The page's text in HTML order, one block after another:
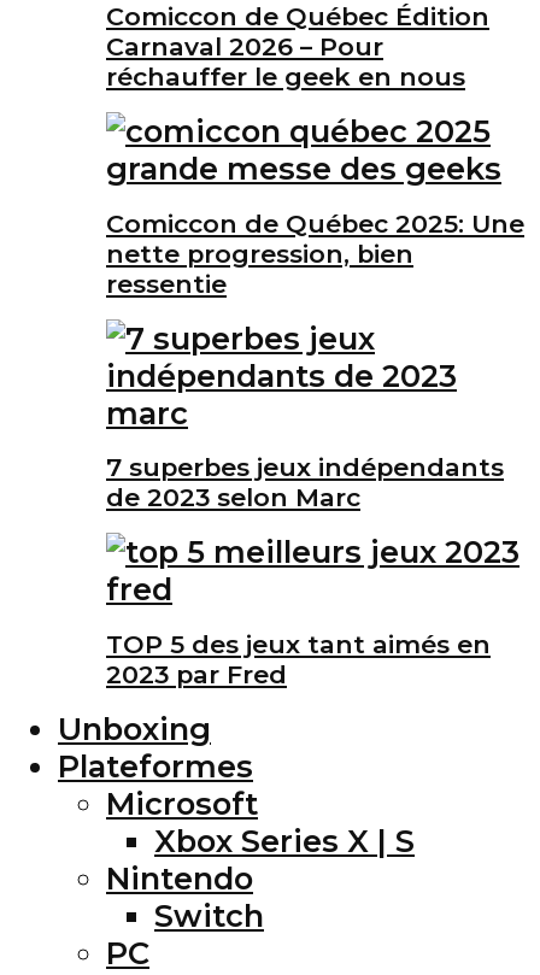
Comiccon de Québec Édition
Carnaval 2026 – Pour
réchauffer le geek en nous
Comiccon de Québec 2025: Une
nette progression, bien
ressentie
7 superbes jeux indépendants
de 2023 selon Marc
TOP 5 des jeux tant aimés en
2023 par Fred
Unboxing
Plateformes
Microsoft
Xbox Series X | S
Nintendo
Switch
PC